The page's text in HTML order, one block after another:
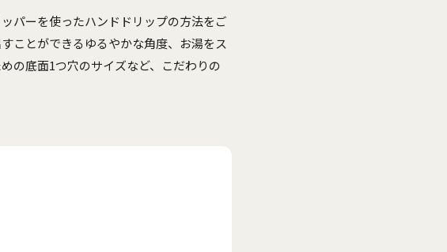
パーを使ったハンドドリップの方法をご
ことができるゆるやかな角度、お湯をス
の底面1つ穴のサイズなど、こだわりの